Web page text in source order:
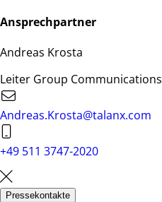
Ansprechpartner
Andreas Krosta
Leiter Group Communications
Andreas.Krosta@talanx.com
+49 511 3747-2020
Pressekontakte